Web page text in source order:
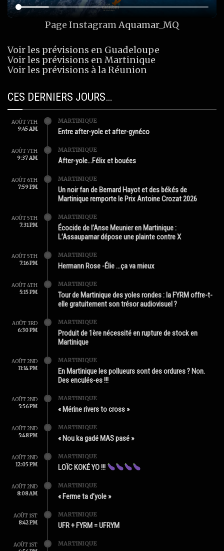
Page InstagramAquamar_MQ
Voir les prévisions en Guadeloupe
Voir les prévisions en Martinique
Voir les prévisions à la Réunion
CES DERNIERS JOURS…
AOÛT 7TH
9:45 AM
MARTINIQUE
Entre after-yole et after-gynéco
AOÛT 7TH
9:37 AM
MARTINIQUE
After-yole…Félix et bouées
AOÛT 6TH
7:59 PM
MARTINIQUE
Un noir fan de Bernard Hayot et des békés de
Martinique remporte le Prix Antoine Crozat 2026
AOÛT 5TH
7:31 PM
MARTINIQUE
Écocide de l’Anse Meunier en Martinique :
L’Assaupamar dépose une plainte contre X
AOÛT 5TH
7:16 PM
MARTINIQUE
Hermann Rose -Élie …ça va mieux
AOÛT 4TH
5:15 PM
MARTINIQUE
Tour de Martinique des yoles rondes : la FYRM offre-t-
elle gratuitement son trésor audiovisuel ?
AOÛT 3RD
6:30 PM
MARTINIQUE
Produit de 1ère nécessité en rupture de stock en
Martinique
AOÛT 2ND
11:14 PM
MARTINIQUE
En Martinique les pollueurs sont des ordures ? Non.
Des enculés-es !!!
AOÛT 2ND
5:56 PM
MARTINIQUE
« Mérine rivers to cross »
AOÛT 2ND
5:48 PM
MARTINIQUE
« Nou ka gadé MAS pasé »
AOÛT 2ND
12:05 PM
MARTINIQUE
LOÏC KOKÉ YO !!!
AOÛT 2ND
8:08 AM
MARTINIQUE
« Ferme ta d’yole »
AOÛT 1ST
8:42 PM
MARTINIQUE
UFR + FYRM = UFRYM
AOÛT 1ST
MARTINIQUE